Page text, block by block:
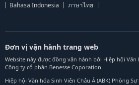
Bahasa Indonesia
ภาษาไทย
Đơn vị vận hành trang web
Website này được đồng vận hành bởi Hiệp hội Văn
Công ty cổ phần Benesse Coporation.
Hiệp hội Văn hóa Sinh Viên Châu Á (ABK) Phòng